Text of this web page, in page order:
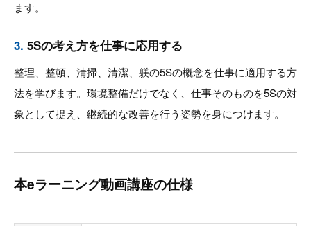
ます。
3. 5Sの考え方を仕事に応用する
整理、整頓、清掃、清潔、躾の5Sの概念を仕事に適用する方
法を学びます。環境整備だけでなく、仕事そのものを5Sの対
象として捉え、継続的な改善を行う姿勢を身につけます。
本eラーニング動画講座の仕様